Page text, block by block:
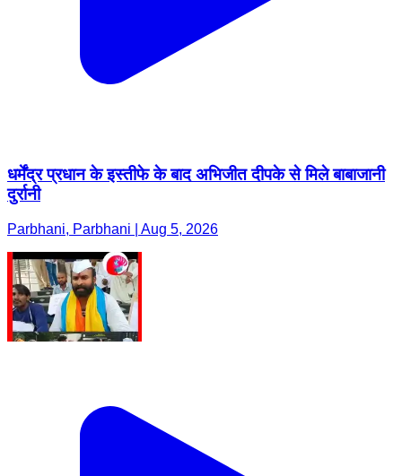
धर्मेंद्र प्रधान के इस्तीफे के बाद अभिजीत दीपके से मिले बाबाजानी
दुर्रानी
Parbhani, Parbhani | Aug 5, 2026